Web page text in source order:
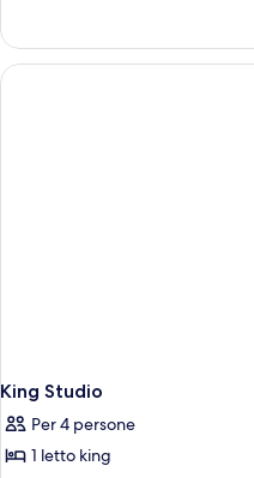
Room
King Studio
Per 4 persone
1 letto king